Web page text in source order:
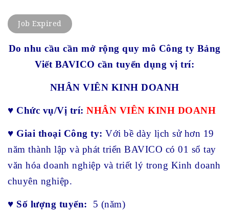
Job Expired
Do nhu cầu cần mở rộng quy mô Công ty Bảng
Viết BAVICO cần tuyển dụng vị trí:
NHÂN VIÊN KINH DOANH
♥ Chức vụ/Vị trí: NHÂN VIÊN KINH DOANH
♥ Giai thoại Công ty: Với bề dày lịch sử hơn 19
năm thành lập và phát triển BAVICO có 01 sổ tay
văn hóa doanh nghiệp và triết lý trong Kinh doanh
chuyên nghiệp.
♥ Số lượng tuyển: 5 (năm)